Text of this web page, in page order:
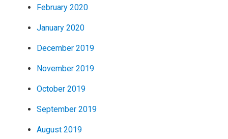
February 2020
January 2020
December 2019
November 2019
October 2019
September 2019
August 2019